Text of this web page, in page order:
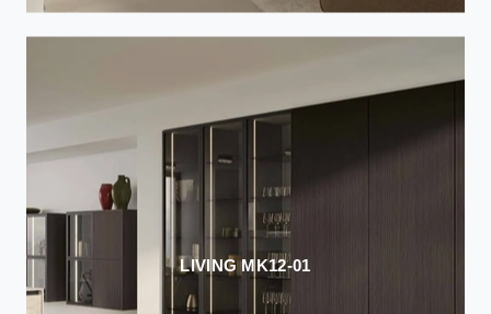
LIVING MK12-01